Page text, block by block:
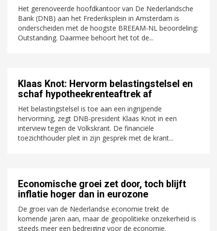
Het gerenoveerde hoofdkantoor van De Nederlandsche
Bank (DNB) aan het Frederiksplein in Amsterdam is
onderscheiden met de hoogste BREEAM-NL beoordeling:
Outstanding. Daarmee behoort het tot de...
Klaas Knot: Hervorm belastingstelsel en
schaf hypotheekrenteaftrek af
Het belastingstelsel is toe aan een ingrijpende
hervorming, zegt DNB-president Klaas Knot in een
interview tegen de Volkskrant. De financiële
toezichthouder pleit in zijn gesprek met de krant...
Economische groei zet door, toch blijft
inflatie hoger dan in eurozone
De groei van de Nederlandse economie trekt de
komende jaren aan, maar de geopolitieke onzekerheid is
steeds meer een bedreiging voor de economie.